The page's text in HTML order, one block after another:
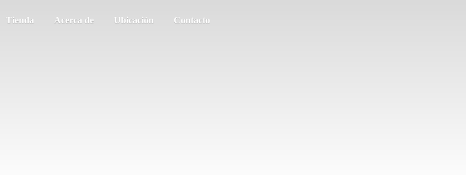
Tienda Acerca de Ubicación Contacto